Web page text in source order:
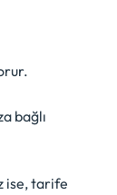
bağlı
ise, tarife